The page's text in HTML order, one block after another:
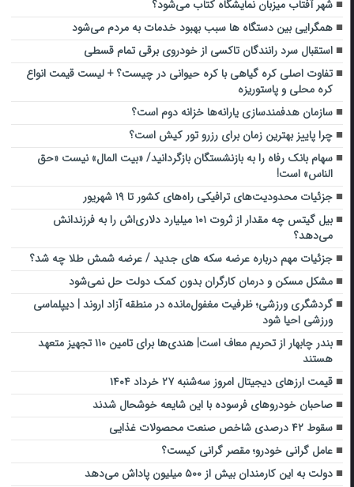
شهر آفتاب میزبان نمایشگاه کتاب می‌شود‌؟
همگرایی بین دستگاه ها سبب بهبود خدمات به مردم می‌شود
استقبال سرد رانندگان تاکسی از خودروی برقی تمام قسطی
تفاوت اصلی کره گیاهی با کره حیوانی در چیست؟ + لیست قیمت انواع
کره محلی و پاستوریزه
سازمان هدفمندسازی یارانه‌ها خزانه دوم است؟
چرا پاییز بهترین زمان برای رزرو تور کیش است؟
سهام بانک رفاه را به بازنشستگان بازگردانید/ «بیت المال» نیست «حق
الناس» است!
جزئیات محدودیت‌های ترافیکی راه‌های کشور تا ۱۹ شهریور
بیل گیتس چه مقدار از ثروت ۱۰۱ میلیارد دلاری‌اش را به فرزندانش
می‌دهد؟
جزئیات مهم درباره عرضه سکه های جدید / عرضه شمش طلا چه شد؟
مشکل مسکن و درمان کارگران بدون کمک دولت حل نمی‌شود
گردشگری ورزشی؛ ظرفیت مغفول‌مانده در منطقه آزاد اروند | دیپلماسی
ورزشی احیا شود
بندر چابهار از تحریم معاف است| هندی‌ها برای تامین ۱۱۰ تجهیز متعهد
هستند
قیمت ارز‌های دیجیتال امروز سه‌شنبه ۲۷ خرداد ۱۴۰۴
صاحبان خودروهای فرسوده با این شایعه خوشحال شدند
سقوط ۴۲ درصدی شاخص صنعت محصولات غذایی
عامل گرانی خودرو؛ مقصر گرانی کیست؟
دولت به این کارمندان بیش از ۵۰۰ میلیون پاداش می‌دهد